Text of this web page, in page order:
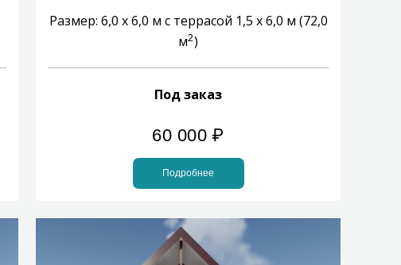
Размер: 6,0 х 6,0 м с террасой 1,5 х 6,0 м (72,0
м2)
Под заказ
60 000 ₽
Подробнее